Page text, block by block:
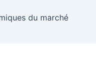
du marché